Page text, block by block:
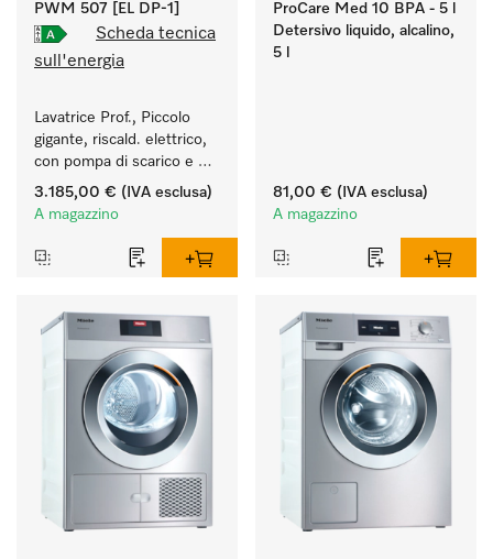
PWM 507 [EL DP-1]
Scheda tecnica
sull'energia
Lavatrice Prof., Piccolo
gigante, riscald. elettrico,
con pompa di scarico e
programmi specifici per
target. Resa 7 kg
3.185,00 € (IVA esclusa)
A magazzino
ProCare Med 10 BPA - 5 l
Detersivo liquido, alcalino,
5 l
81,00 € (IVA esclusa)
A magazzino